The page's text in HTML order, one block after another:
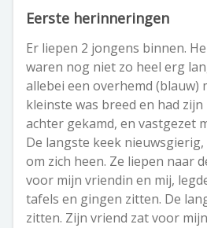
Eerste herinneringen
Er liepen 2 jongens binnen.
waren nog niet zo heel erg
allebei een overhemd (blauw)
kleinste was breed en had
achter gekamd, en vastgezet
De langste keek
om zich heen. Ze liepen naar
voor mijn vriendin en mij,
tafels en gingen zitten. De
zitten. Zijn vriend zat voor